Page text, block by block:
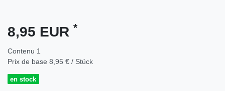
8,95 EUR *
Contenu 1
Prix de base 8,95 € / Stück
en stock